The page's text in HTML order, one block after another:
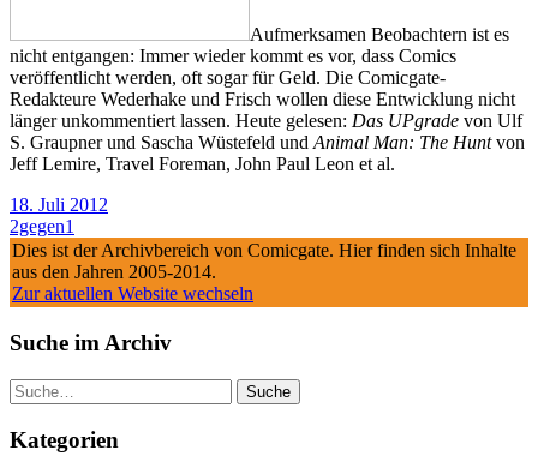
Aufmerksamen Beobachtern ist es
nicht entgangen: Immer wieder kommt es vor, dass Comics
veröffentlicht werden, oft sogar für Geld. Die Comicgate-
Redakteure Wederhake und Frisch wollen diese Entwicklung nicht
länger unkommentiert lassen. Heute gelesen: Das UPgrade von Ulf
S. Graupner und Sascha Wüstefeld undAnimal Man: The Huntvon
Jeff Lemire, Travel Foreman, John Paul Leon et al.
18. Juli 2012
2gegen1
Dies ist der Archivbereich von Comicgate. Hier finden sich Inhalte
aus den Jahren 2005-2014.
Zur aktuellen Website wechseln
Suche im Archiv
Suche
Kategorien